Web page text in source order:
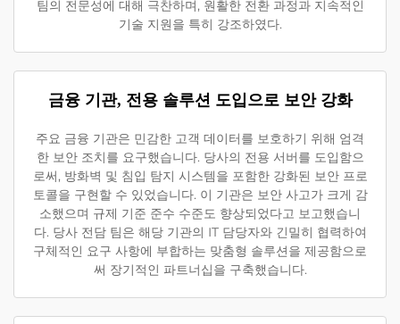
팀의 전문성에 대해 극찬하며, 원활한 전환 과정과 지속적인
기술 지원을 특히 강조하였다.
금융 기관, 전용 솔루션 도입으로 보안 강화
주요 금융 기관은 민감한 고객 데이터를 보호하기 위해 엄격
한 보안 조치를 요구했습니다. 당사의 전용 서버를 도입함으
로써, 방화벽 및 침입 탐지 시스템을 포함한 강화된 보안 프로
토콜을 구현할 수 있었습니다. 이 기관은 보안 사고가 크게 감
소했으며 규제 기준 준수 수준도 향상되었다고 보고했습니
다. 당사 전담 팀은 해당 기관의 IT 담당자와 긴밀히 협력하여
구체적인 요구 사항에 부합하는 맞춤형 솔루션을 제공함으로
써 장기적인 파트너십을 구축했습니다.